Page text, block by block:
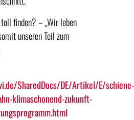
finden? – „Wir leben
unseren Teil zum
SharedDocs/DE/Artikel/E/schiene-
klimaschonend-zukunft-